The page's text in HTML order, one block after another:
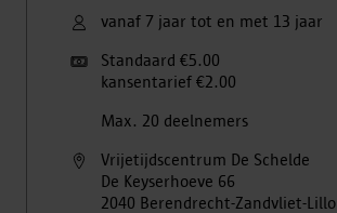
vanaf 7 jaar tot en met 13 jaar
Standaard €5.00
kansentarief €2.00
Max. 20 deelnemers
Vrijetijdscentrum De Schelde
De Keyserhoeve 66
2040 Berendrecht-Zandvliet-Lillo